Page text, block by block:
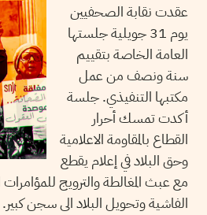
عقدت نقابة الصحفيين
يوم 31 جويلية جلستها
العامة الخاصة بتقييم
سنة ونصف من عمل
مكتبها التنفيذي. جلسة
أكدت تمسك أحرار
القطاع بالمقاومة الاعلامية
وحق البلاد في إعلام يقطع
مع عبث المغالطة والترويج
الفاشية وتحويل البلاد الى سجن كبير.